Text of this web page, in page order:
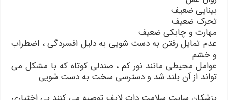
بینایی ضعیف
تحرک ضعیف
مهارت و چابکی ضعیف
عدم تمایل رفتن به دست شویی به دلیل افسردگی ، اضطراب
و خشم
عوامل محیطی مانند نور کم ، صندلی کوتاه که با مشکل می
تواند از آن بلند شد و دسترسی سخت به دست شویی